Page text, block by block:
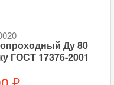
Ду 80
ГОСТ 17376-2001